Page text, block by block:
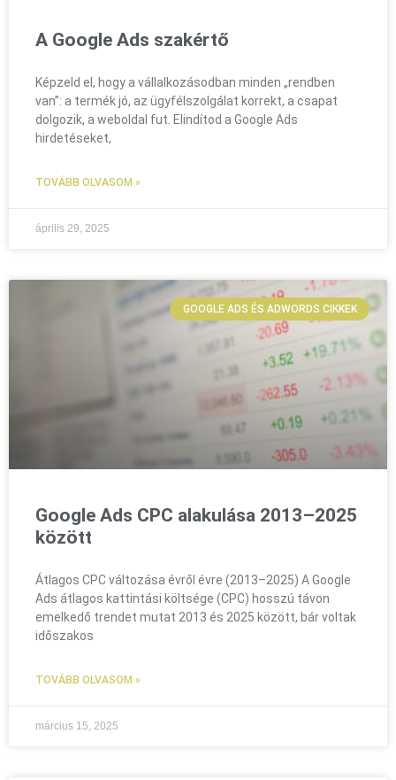
A Google Ads szakértő
Képzeld el, hogy a vállalkozásodban minden „rendben
van”: a termék jó, az ügyfélszolgálat korrekt, a csapat
dolgozik, a weboldal fut. Elindítod a Google Ads
hirdetéseket,
TOVÁBB OLVASOM »
április 29, 2025
GOOGLE ADS ÉS ADWORDS CIKKEK
Google Ads CPC alakulása 2013–2025
között
Átlagos CPC változása évről évre (2013–2025) A Google
Ads átlagos kattintási költsége (CPC) hosszú távon
emelkedő trendet mutat 2013 és 2025 között, bár voltak
időszakos
TOVÁBB OLVASOM »
március 15, 2025